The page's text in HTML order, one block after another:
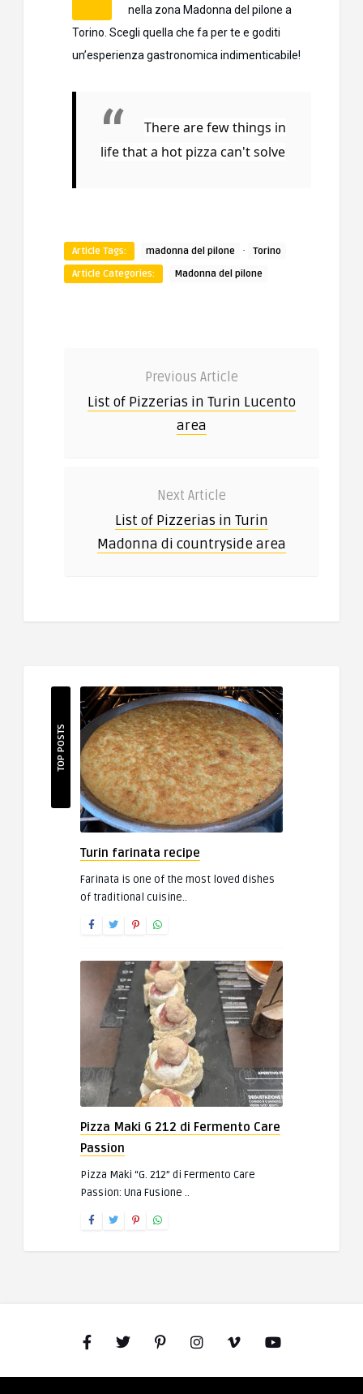
nella zona Madonna del pilone a
Torino. Scegli quella che fa per te e goditi
un’esperienza gastronomica indimenticabile!
There are few things in
life that a hot pizza can't solve
Article Tags: madonna del pilone ·
Torino
Article Categories:
Madonna del pilone
Previous Article
List of Pizzerias in Turin Lucento
area
Next Article
List of Pizzerias in Turin
Madonna di countryside area
TOP POSTS
Turin farinata recipe
Farinata is one of the most loved dishes
of traditional cuisine..
Pizza Maki G 212 di Fermento Care
Passion
Pizza Maki “G. 212” di Fermento Care
Passion: Una Fusione ..